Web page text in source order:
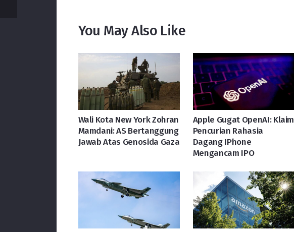
You May Also Like
Wali Kota New York Zohran
Mamdani: AS Bertanggung
Jawab Atas Genosida Gaza
Apple Gugat OpenAI: Klaim
Pencurian Rahasia
Dagang IPhone
Mengancam IPO